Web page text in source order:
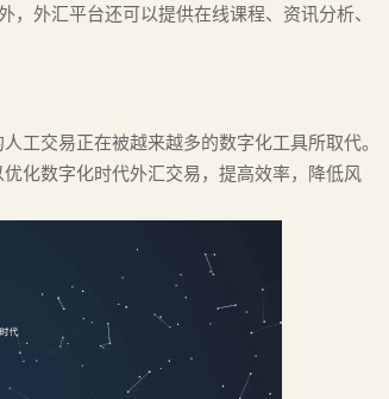
外汇平台还可以提供在线课程、资讯分析、
工交易正在被越来越多的数字化工具所取代。
化数字化时代外汇交易，提高效率，降低风